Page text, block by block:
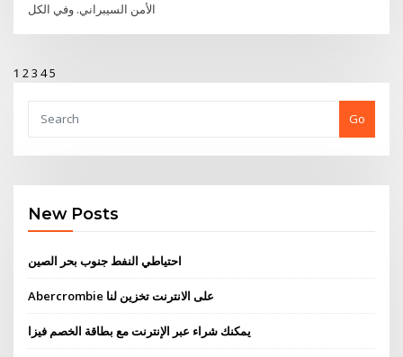
الأمن السيبراني. وفي الكل
1 23 45
Go
New Posts
احتياطي النفط جنوب بحر الصين
Abercrombie على الانترنت تخزين لنا
يمكنك شراء عبر الإنترنت مع بطاقة الخصم فيزا